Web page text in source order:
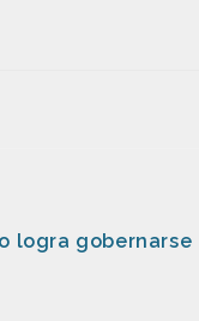
logra gobernarse